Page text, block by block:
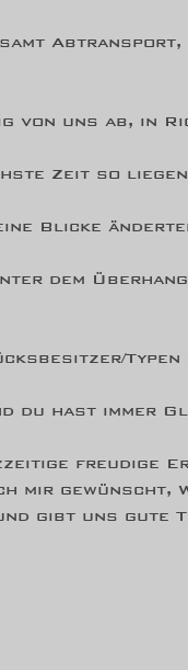
Abtransport,
von uns ab, in
Zeit so
Blicke
dem
Typen
du hast immer
freudige
mir gewünscht,
gibt uns gute